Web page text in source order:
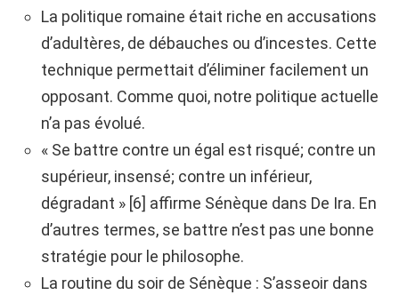
La politique romaine était riche en accusations
d’adultères, de débauches ou d’incestes. Cette
technique permettait d’éliminer facilement un
opposant. Comme quoi, notre politique actuelle
n’a pas évolué.
« Se battre contre un égal est risqué; contre un
supérieur, insensé; contre un inférieur,
dégradant » [6] affirme Sénèque dans De Ira. En
d’autres termes, se battre n’est pas une bonne
stratégie pour le philosophe.
La routine du soir de Sénèque : S’asseoir dans